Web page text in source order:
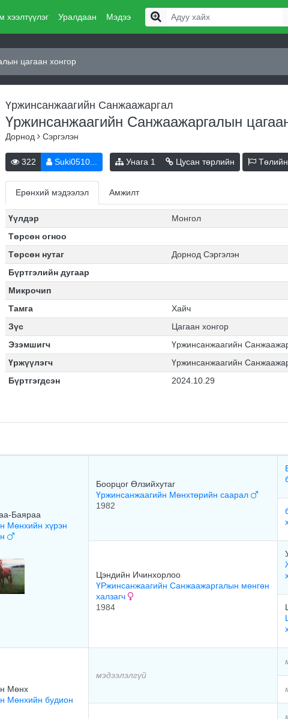
хээлтүүлэг Уралдаан Мэдээ
цагаан хонгор
Үржинсанжаагийн Санжаажаргал
Үржинсанжаагийн Санжаажаргалын
Дорнод Сэргэлэн
322 Suki0510... Унага 1 Цусан төрлийн
Ерөнхий мэдээлэл Амжилт
Үүлдэр
Монгол
Төрсөн огноо
Төрсөн нутаг
Дорнод Сэргэлэн
Бүртгэлийн дугаар
Микрочип
Тамга
Хайч
Зүс
Цагаан хонгор
Эзэмшигч
Үржинсанжаагийн
Үржүүлэгч
Үржинсанжаагийн
Бүртгэгдсэн
2024.10.29
Баяраа
Мөнхийн хүрэн
Боорцог Өлзийхутаг
Үржинсанжаагийн Мөнхтөрийн саарал
1982
Цэндийн Ичинхорлоо
ҮРжинсанжаагийн Санжаажаргалын мөнгөн
халзагч
1984
Мөнх
Мөнхийн будион
мэдээлэлгүй